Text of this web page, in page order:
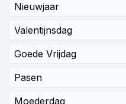
Nieuwjaar
Valentijnsdag
Goede Vrijdag
Pasen
Moederdag